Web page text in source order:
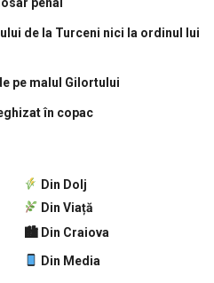
de la Turceni nici la ordinul lui
pe malul Gilortului
în copac
Din Dolj
Din Viață
🏙 Din Craiova
Din Media